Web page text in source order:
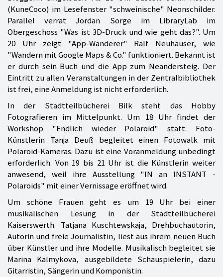
(KuneCoco) im Lesefenster "schweinische" Neonschilder.
Parallel verrät Jordan Sorge im LibraryLab im
Obergeschoss "Was ist 3D-Druck und wie geht das?". Um
20 Uhr zeigt "App-Wanderer" Ralf Neuhäuser, wie
"Wandern mit Google Maps & Co." funktioniert. Bekannt ist
er durch sein Buch und die App zum Neandersteig. Der
Eintritt zu allen Veranstaltungen in der Zentralbibliothek
ist frei, eine Anmeldung ist nicht erforderlich.
In der Stadtteilbücherei Bilk steht das Hobby
Fotografieren im Mittelpunkt. Um 18 Uhr findet der
Workshop "Endlich wieder Polaroid" statt. Foto-
Künstlerin Tanja Deuß begleitet einen Fotowalk mit
Polaroid-Kameras. Dazu ist eine Voranmeldung unbedingt
erforderlich. Von 19 bis 21 Uhr ist die Künstlerin weiter
anwesend, weil ihre Ausstellung "IN an INSTANT -
Polaroids" mit einer Vernissage eröffnet wird.
Um schöne Frauen geht es um 19 Uhr bei einer
musikalischen Lesung in der Stadtteilbücherei
Kaiserswerth. Tatjana Kuschtewskaja, Drehbuchautorin,
Autorin und freie Journalistin, liest aus ihrem neuen Buch
über Künstler und ihre Modelle. Musikalisch begleitet sie
Marina Kalmykova, ausgebildete Schauspielerin, dazu
Gitarristin, Sängerin und Komponistin.